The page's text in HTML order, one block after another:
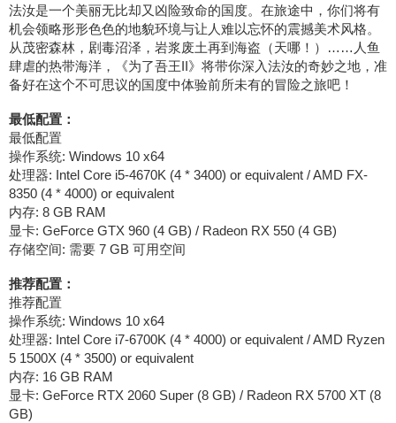
法汝是一个美丽无比却又凶险致命的国度。在旅途中，你们将有
机会领略形形色色的地貌环境与让人难以忘怀的震撼美术风格。
从茂密森林，剧毒沼泽，岩浆废土再到海盗（天哪！）……人鱼
肆虐的热带海洋，《为了吾王II》将带你深入法汝的奇妙之地，准
备好在这个不可思议的国度中体验前所未有的冒险之旅吧！
最低配置：
最低配置
操作系统: Windows 10 x64
处理器: Intel Core i5-4670K (4 * 3400) or equivalent / AMD FX-
8350 (4 * 4000) or equivalent
内存: 8 GB RAM
显卡: GeForce GTX 960 (4 GB) / Radeon RX 550 (4 GB)
存储空间: 需要 7 GB 可用空间
推荐配置：
推荐配置
操作系统: Windows 10 x64
处理器: Intel Core i7-6700K (4 * 4000) or equivalent / AMD Ryzen
5 1500X (4 * 3500) or equivalent
内存: 16 GB RAM
显卡: GeForce RTX 2060 Super (8 GB) / Radeon RX 5700 XT (8
GB)